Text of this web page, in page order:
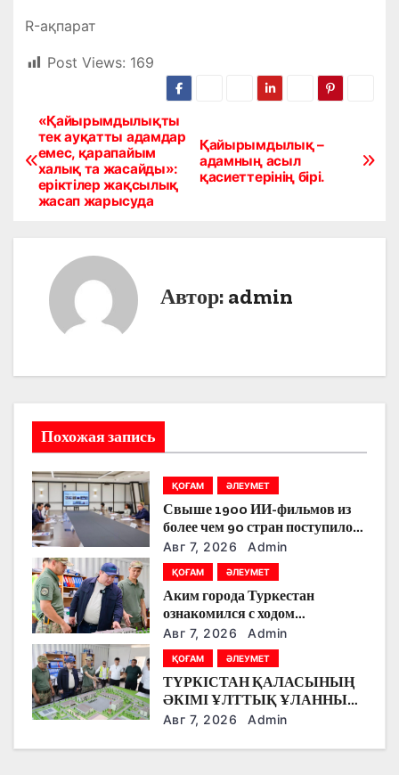
R-ақпарат
Post Views: 169
Н
а
в
и
я
п
о
з
а
п
и
с
я
Қайырымдылық –
адамның асыл
қасиеттерінің бірі.
«Қайырымдылықты
тек ауқатты адамдар
емес, қарапайым
халық та жасайды»:
еріктілер жақсылық
жасап жарысуда
Автор: admin
Похожая запись
ҚОҒАМ ӘЛЕУМЕТ
Свыше 1900 ИИ-фильмов из
более чем 90 стран поступило
на Astana AI Film Festival
Авг 7, 2026 Admin
ҚОҒАМ ӘЛЕУМЕТ
Аким города Туркестан
ознакомился с ходом
строительства военного
городка Национальной гвардии
Авг 7, 2026 Admin
ҚОҒАМ ӘЛЕУМЕТ
ТҮРКІСТАН ҚАЛАСЫНЫҢ
ӘКІМІ ҰЛТТЫҚ ҰЛАННЫҢ
ЖАҢА ӘСКЕРИ
ҚҰРЫЛЫС БАРЫСЫМЕН
Авг 7, 2026 Admin